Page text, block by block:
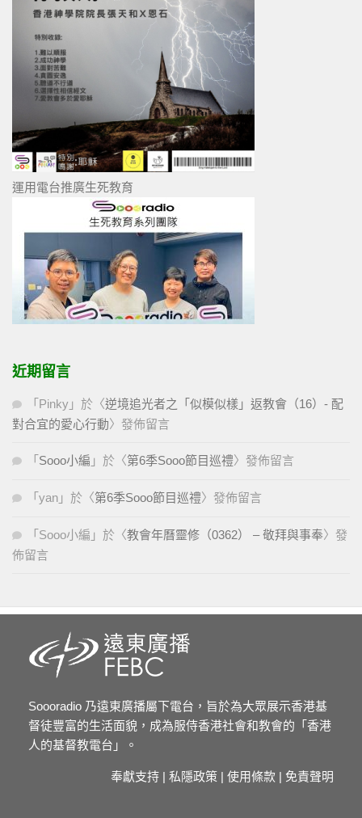
運用電台推廣生死教育
近期留言
「 Pinky 」於〈逆境追光者之「似模似樣」返教會（16）- 配
對合宜的愛心行動〉發佈留言
「 Sooo小編 」於〈第6季Sooo節目巡禮〉發佈留言
「 yan 」於〈第6季Sooo節目巡禮〉發佈留言
「 Sooo小編 」於〈教會年曆靈修（0362） – 敬拜與事奉〉發
佈留言
Soooradio 乃遠東廣播屬下電台，旨於為大眾展示香港基
督徒豐富的生活面貌，成為服侍香港社會和教會的「香港
人的基督教電台」。
奉獻支持 | 私隱政策 | 使用條款 | 免責聲明